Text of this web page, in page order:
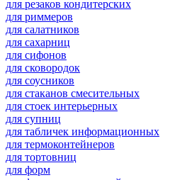
для резаков кондитерских
для риммеров
для салатников
для сахарниц
для сифонов
для сковородок
для соусников
для стаканов смесительных
для стоек интерьерных
для супниц
для табличек информационных
для термоконтейнеров
для тортовниц
для форм